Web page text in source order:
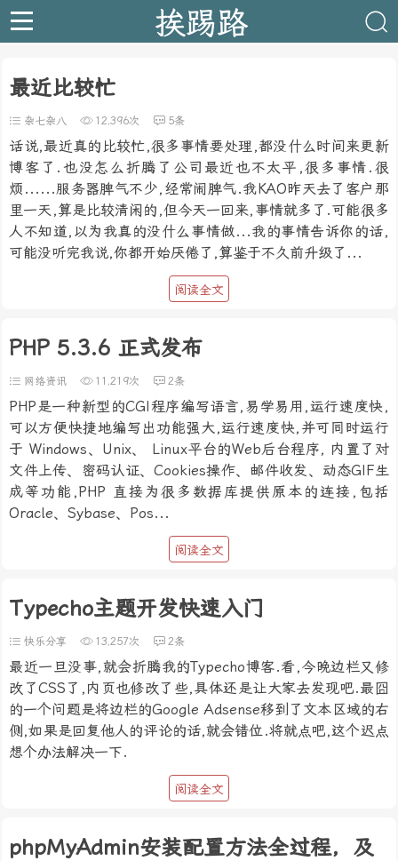
挨踢路
最近比较忙
杂七杂八 12,396次 5条
话说,最近真的比较忙,很多事情要处理,都没什么时间来更新
博客了.也没怎么折腾了公司最近也不太平,很多事情.很
烦......服务器脾气不少,经常闹脾气.我KAO昨天去了客户那
里一天,算是比较清闲的,但今天一回来,事情就多了.可能很多
人不知道,以为我真的没什么事情做...我的事情告诉你的话,
可能没听完我说,你都开始厌倦了,算鉴于不久前升级了...
阅读全文
PHP 5.3.6 正式发布
网络资讯 11,219次 2条
PHP是一种新型的CGI程序编写语言,易学易用,运行速度快,
可以方便快捷地编写出功能强大,运行速度快,并可同时运行
于 Windows、Unix、 Linux平台的Web后台程序, 内置了对
文件上传、密码认证、Cookies操作、邮件收发、动态GIF生
成等功能,PHP 直接为很多数据库提供原本的连接,包括
Oracle、Sybase、Pos...
阅读全文
Typecho主题开发快速入门
快乐分享 13,257次 2条
最近一旦没事,就会折腾我的Typecho博客.看,今晚边栏又修
改了CSS了,内页也修改了些,具体还是让大家去发现吧.最囧
的一个问题是将边栏的Google Adsense移到了文本区域的右
侧,如果是回复他人的评论的话,就会错位.将就点吧,这个迟点
想个办法解决一下.
阅读全文
phpMyAdmin安装配置方法全过程，及